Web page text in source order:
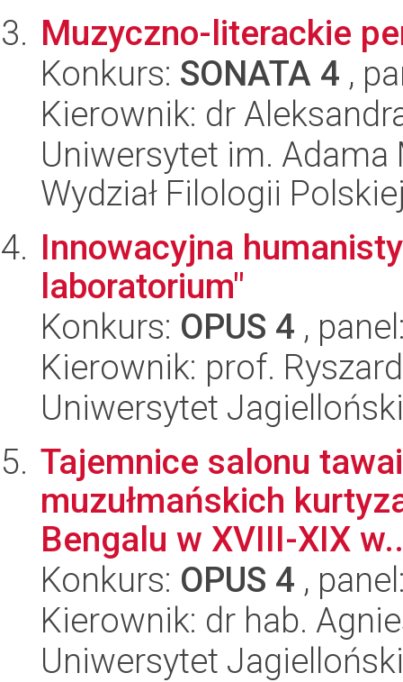
Muzyczno-literackie
Konkurs: SONATA 4 ,
Kierownik: dr
Uniwersytet im.
Wydział Filologii
Innowacyjna
laboratorium"
Konkurs: OPUS 4 ,
Kierownik: prof.
Uniwersytet
Tajemnice salonu
muzułmańskich
Bengalu w XVIII-XIX
Konkurs: OPUS 4 ,
Kierownik: dr hab.
Uniwersytet